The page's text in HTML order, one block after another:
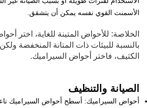
الأسمنت القوي نفسه يمكن أن يتشقق.
الخلاصة: للأحواض المتينة للغاية، اختر
بالنسبة للبيئات ذات المتانة المنخفضة
الكثيف، فاختر أحواض السيراميك.
الصيانة والتنظيف
أحواض السيراميك: أسطح أحواض السيراميك